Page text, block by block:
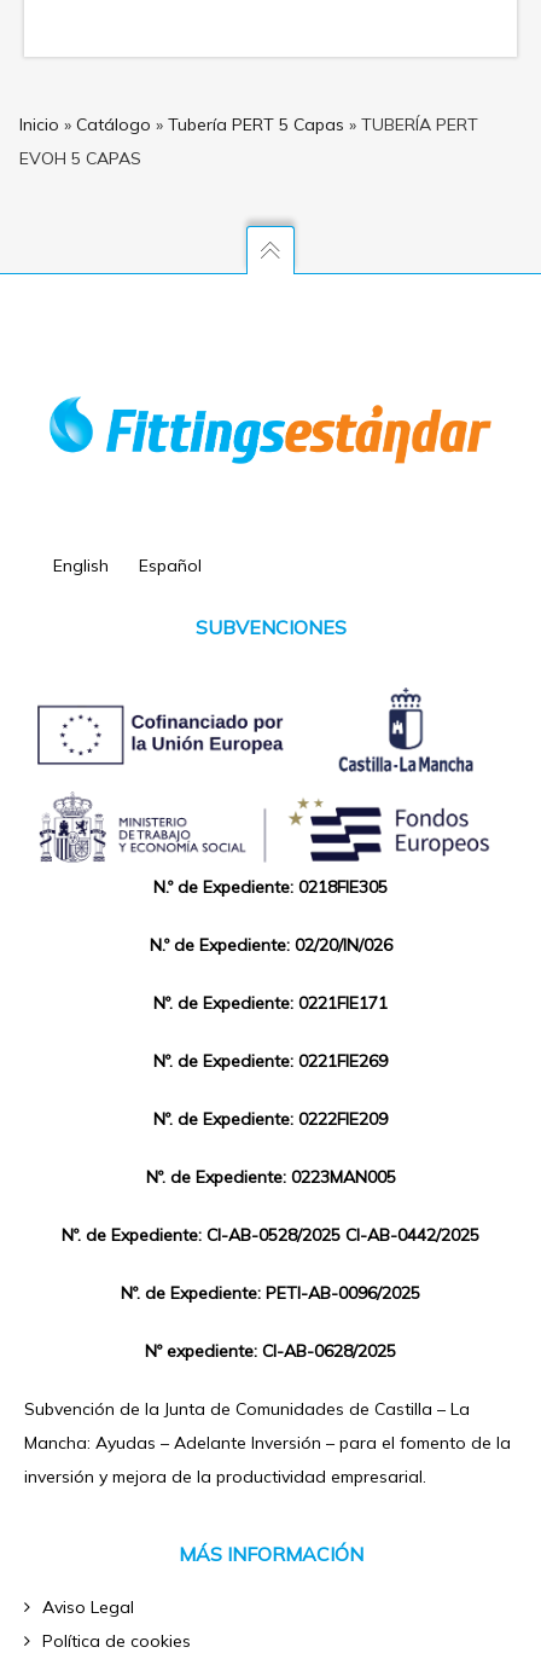
Inicio » Catálogo » Tubería PERT 5 Capas » TUBERÍA PERT
EVOH 5 CAPAS
English Español
SUBVENCIONES
N.º de Expediente: 0218FIE305
N.º de Expediente: 02/20/IN/026
Nº. de Expediente: 0221FIE171
Nº. de Expediente: 0221FIE269
Nº. de Expediente: 0222FIE209
Nº. de Expediente: 0223MAN005
Nº. de Expediente: CI-AB-0528/2025 CI-AB-0442/2025
Nº. de Expediente: PETI-AB-0096/2025
Nº expediente: CI-AB-0628/2025
Subvención de la Junta de Comunidades de Castilla – La
Mancha: Ayudas – Adelante Inversión – para el fomento de la
inversión y mejora de la productividad empresarial.
MÁS INFORMACIÓN
Aviso Legal
Política de cookies